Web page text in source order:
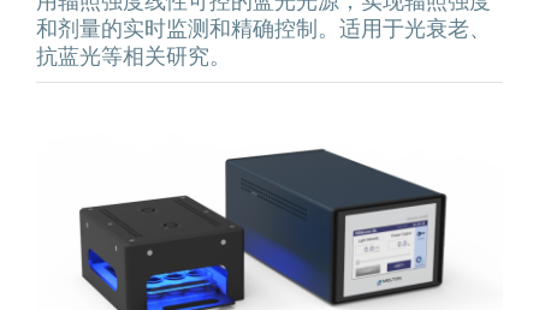
轻量化口鼻式鼻吸入暴露系统
高精度口鼻吸入暴露系统
全身暴露系统
多喷嘴气溶胶发生器
冲击式气溶胶发生器
干粉气溶胶发生器
超微量干粉发生器
电子烟气溶胶发生系统
低流量多级碰撞采样器
BCOP牛眼角膜浊度仪
生物学蓝光暴露系统
定制系统
应用
公司介绍
新闻动态
和剂量的实时监测和精确控制。适用于光衰老、
抗蓝光等相关研究。